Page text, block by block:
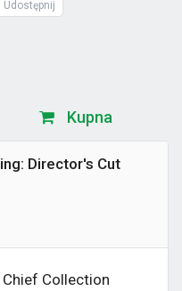
Udostępnij
Kupna
Director's Cut
Collection